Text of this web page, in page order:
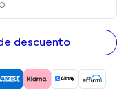
descuento